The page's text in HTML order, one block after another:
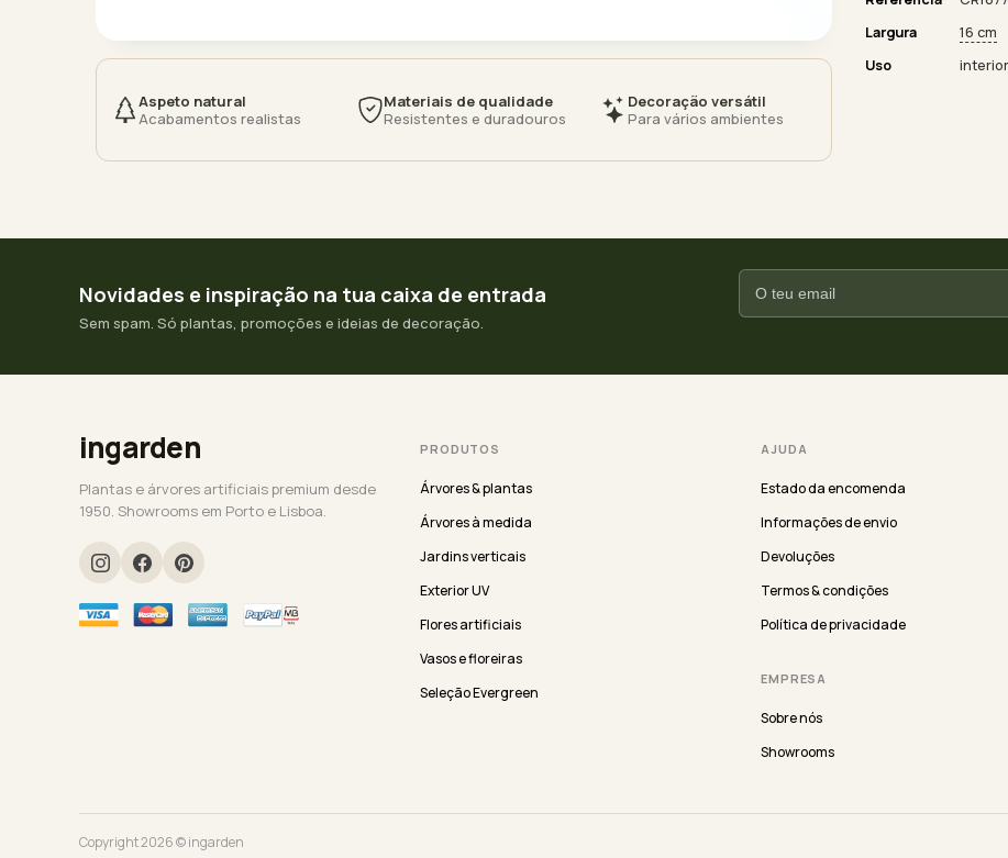
Aspeto natural
Acabamentos realistas
Materiais de qualidade
Resistentes e duradouros
Decoração versátil
Para vários ambientes
Largura
16 cm
Uso
interior
Novidades e inspiração na tua caixa de entrada
Sem spam. Só plantas, promoções e ideias de decoração.
ingarden
Plantas e árvores artificiais premium desde
1950. Showrooms em Porto e Lisboa.
PRODUTOS
Árvores & plantas
Árvores à medida
Jardins verticais
Exterior UV
Flores artificiais
Vasos e floreiras
Seleção Evergreen
AJUDA
Estado da encomenda
Informações de envio
Devoluções
Termos & condições
Política de privacidade
EMPRESA
Sobre nós
Showrooms
Copyright 2026 © ingarden